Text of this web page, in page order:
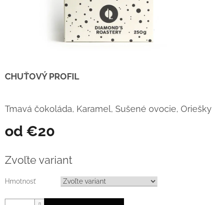
od €20
cena:
Zvoľte variant
Hmotnosť
CHUŤOVÝ PROFIL
Tmavá čokoláda, Karamel, Sušené ovocie, Oriešky